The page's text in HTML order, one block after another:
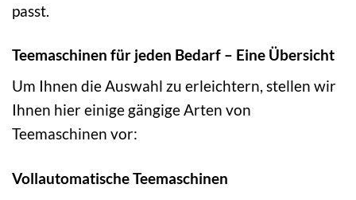
passt.
Teemaschinen für jeden Bedarf – Eine Übersicht
Um Ihnen die Auswahl zu erleichtern, stellen wir
Ihnen hier einige gängige Arten von
Teemaschinen vor:
Vollautomatische Teemaschinen